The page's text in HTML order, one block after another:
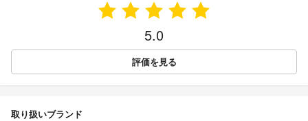
5.0
評価を見る
取り扱いブランド